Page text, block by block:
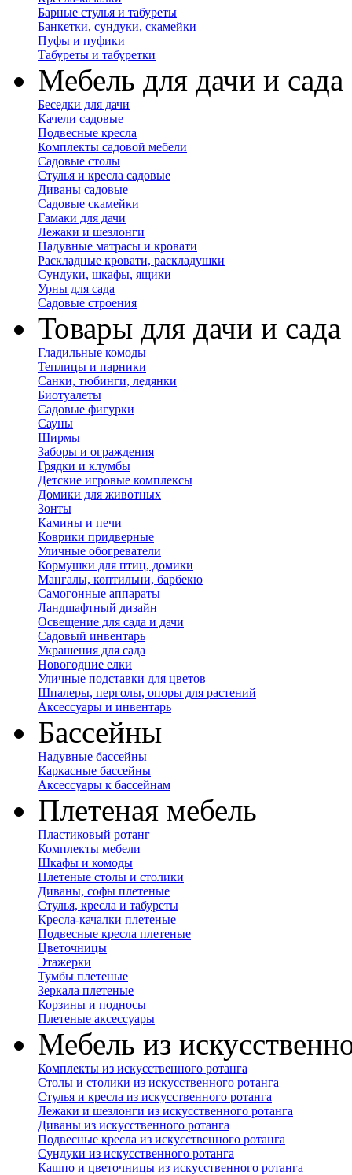
Барные стулья и табуреты
Банкетки, сундуки, скамейки
Пуфы и пуфики
Табуреты и табуретки
Мебель для дачи и сада
Беседки для дачи
Качели садовые
Подвесные кресла
Комплекты садовой мебели
Садовые столы
Стулья и кресла садовые
Диваны садовые
Садовые скамейки
Гамаки для дачи
Лежаки и шезлонги
Надувные матрасы и кровати
Раскладные кровати, раскладушки
Сундуки, шкафы, ящики
Урны для сада
Садовые строения
Товары для дачи и сада
Гладильные комоды
Теплицы и парники
Санки, тюбинги, ледянки
Биотуалеты
Садовые фигурки
Сауны
Ширмы
Заборы и ограждения
Грядки и клумбы
Детские игровые комплексы
Домики для животных
Зонты
Камины и печи
Коврики придверные
Уличные обогреватели
Кормушки для птиц, домики
Мангалы, коптильни, барбекю
Самогонные аппараты
Ландшафтный дизайн
Освещение для сада и дачи
Садовый инвентарь
Украшения для сада
Новогодние елки
Уличные подставки для цветов
Шпалеры, перголы, опоры для растений
Аксессуары и инвентарь
Бассейны
Надувные бассейны
Каркасные бассейны
Аксессуары к бассейнам
Плетеная мебель
Пластиковый ротанг
Комплекты мебели
Шкафы и комоды
Плетеные столы и столики
Диваны, софы плетеные
Стулья, кресла и табуреты
Кресла-качалки плетеные
Подвесные кресла плетеные
Цветочницы
Этажерки
Тумбы плетеные
Зеркала плетеные
Корзины и подносы
Плетеные аксессуары
Мебель из
Комплекты из искусственного ротанга
Столы и столики из искусственного ротанга
Стулья и кресла из искусственного ротанга
Лежаки и шезлонги из искусственного ротанга
Диваны из искусственного ротанга
Подвесные кресла из искусственного ротанга
Сундуки из искусственного ротанга
Кашпо и цветочницы из искусственного ротанга